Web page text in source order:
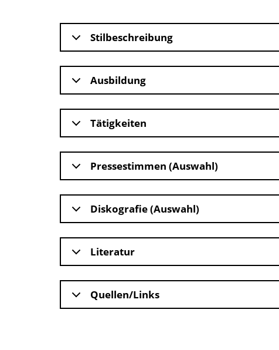
Stilbeschreibung
Ausbildung
Tätigkeiten
Pressestimmen (Auswahl)
Diskografie (Auswahl)
Literatur
Quellen/Links